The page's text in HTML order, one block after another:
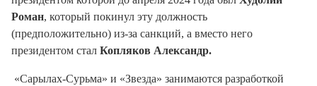
Роман, который покинул эту должность
(предположительно) из-за санкций, а вместо него
президентом стал Копляков Александр.
«Сарылах-Сурьма» и «Звезда» занимаются разработкой